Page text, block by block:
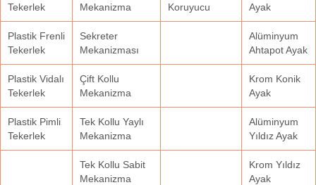
Tekerlek
Mekanizma
Koruyucu
Ayak
Plastik Frenli
Tekerlek
Sekreter
Mekanizması
Alüminyum
Ahtapot Ayak
Plastik Vidalı
Tekerlek
Çift Kollu
Mekanizma
Krom Konik
Ayak
Plastik Pimli
Tekerlek
Tek Kollu Yaylı
Mekanizma
Alüminyum
Yıldız Ayak
Tek Kollu Sabit
Mekanizma
Krom Yıldız
Ayak